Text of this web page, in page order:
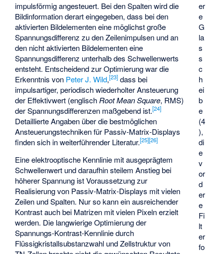
er
e
G
la
s
s
c
h
ei
b
e
(4
),
di
e
v
or
d
er
e
Fi
lt
er
fo
impulsförmig angesteuert. Bei den Spalten wird die
Bildinformation derart eingegeben, dass bei den
aktivierten Bildelementen eine möglichst große
Spannungsdifferenz zu den Zeilenimpulsen und an
den nicht aktivierten Bildelementen eine
Spannungsdifferenz unterhalb des Schwellenwerts
entsteht. Entscheidend zur Optimierung war die
Erkenntnis von Peter J. Wild,[23] dass bei
impulsartiger, periodisch wiederholter Ansteuerung
der Effektivwert (englisch Root Mean Square, RMS)
der Spannungsdifferenzen maßgebend ist.[24]
Detaillierte Angaben über die bestmöglichen
Ansteuerungstechniken für Passiv-Matrix-Displays
finden sich in weiterführender Literatur.[25][26]
Eine elektrooptische Kennlinie mit ausgeprägtem
Schwellenwert und daraufhin steilem Anstieg bei
höherer Spannung ist Voraussetzung zur
Realisierung von Passiv-Matrix-Displays mit vielen
Zeilen und Spalten. Nur so kann ein ausreichender
Kontrast auch bei Matrizen mit vielen Pixeln erzielt
werden. Die langwierige Optimierung der
Spannungs-Kontrast-Kennlinie durch
Flüssigkristallsubstanzwahl und Zellstruktur von